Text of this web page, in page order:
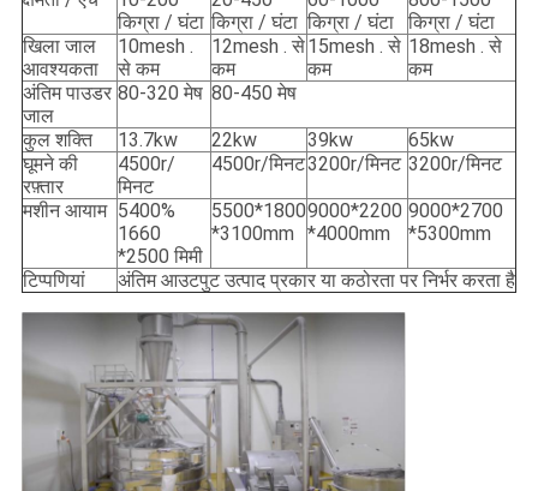
किग्रा / घंटा किग्रा / घंटा किग्रा / घंटा
किग्रा / घंटा
खिला जाल
आवश्यकता
10mesh .
से कम
12mesh . से
कम
15mesh . से
कम
18mesh . से
कम
अंतिम पाउडर
जाल
80-320 मेष 80-450 मेष
कुल शक्ति 13.7kw 22kw 39kw
65kw
घूमने की
रफ़्तार
4500r/
मिनट
4500r/मिनट3200r/मिनट 3200r/मिनट
मशीन आयाम 5400%
1660
*2500 मिमी
5500*1800
*3100mm
9000*2200
*4000mm
9000*2700
*5300mm
टिप्पणियां अंतिम आउटपुट उत्पाद प्रकार या कठोरता पर निर्भर करता है